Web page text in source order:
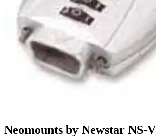
Neomounts by Newstar NS-